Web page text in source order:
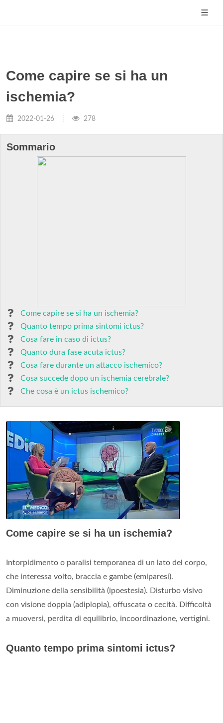
Come capire se si ha un
ischemia?
2022-01-26 278
Sommario
Come capire se si ha un ischemia?
Quanto tempo prima sintomi ictus?
Cosa fare in caso di ictus?
Quanto dura fase acuta ictus?
Cosa fare durante un attacco ischemico?
Cosa succede dopo un ischemia cerebrale?
Che cosa è un ictus ischemico?
Come capire se si ha un ischemia?
Intorpidimento o paralisi temporanea di un lato del corpo,
che interessa volto, braccia e gambe (emiparesi).
Diminuzione della sensibilità (ipoestesia). Disturbo visivo
con visione doppia (adiplopia), offuscata o cecità. Difficoltà
a muoversi, perdita di equilibrio, incoordinazione, vertigini.
Quanto tempo prima sintomi ictus?